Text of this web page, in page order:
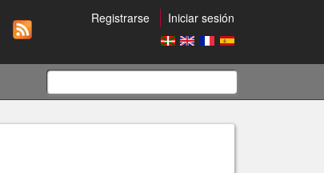
Registrarse Iniciar sesión
Formulario